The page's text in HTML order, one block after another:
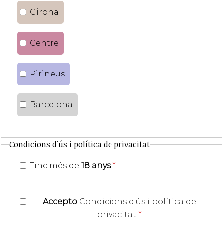
Girona
Centre
Pirineus
Barcelona
Condicions d'ús i política de privacitat
Tinc més de 18 anys *
Accepto Condicions d'ús i política de
privacitat *